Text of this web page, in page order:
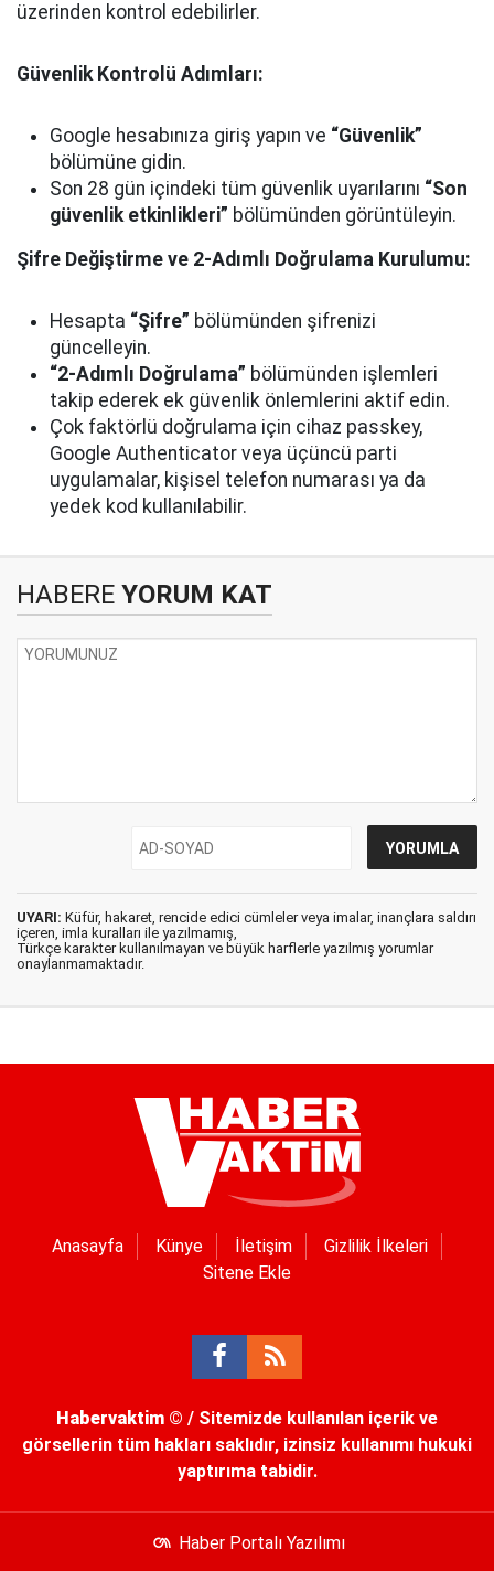
üzerinden kontrol edebilirler.
Güvenlik Kontrolü Adımları:
Google hesabınıza giriş yapın ve “Güvenlik”
bölümüne gidin.
Son 28 gün içindeki tüm güvenlik uyarılarını “Son
güvenlik etkinlikleri” bölümünden görüntüleyin.
Şifre Değiştirme ve 2-Adımlı Doğrulama Kurulumu:
Hesapta “Şifre” bölümünden şifrenizi
güncelleyin.
“2-Adımlı Doğrulama” bölümünden işlemleri
takip ederek ek güvenlik önlemlerini aktif edin.
Çok faktörlü doğrulama için cihaz passkey,
Google Authenticator veya üçüncü parti
uygulamalar, kişisel telefon numarası ya da
yedek kod kullanılabilir.
HABERE YORUM KAT
UYARI: Küfür, hakaret, rencide edici cümleler veya imalar, inançlara saldırı
içeren, imla kuralları ile yazılmamış,
Türkçe karakter kullanılmayan ve büyük harflerle yazılmış yorumlar
onaylanmamaktadır.
Anasayfa Künye İletişim
Gizlilik İlkeleri
Sitene Ekle
Habervaktim © / Sitemizde kullanılan içerik ve
görsellerin tüm hakları saklıdır, izinsiz kullanımı hukuki
yaptırıma tabidir.
Haber Portalı Yazılımı